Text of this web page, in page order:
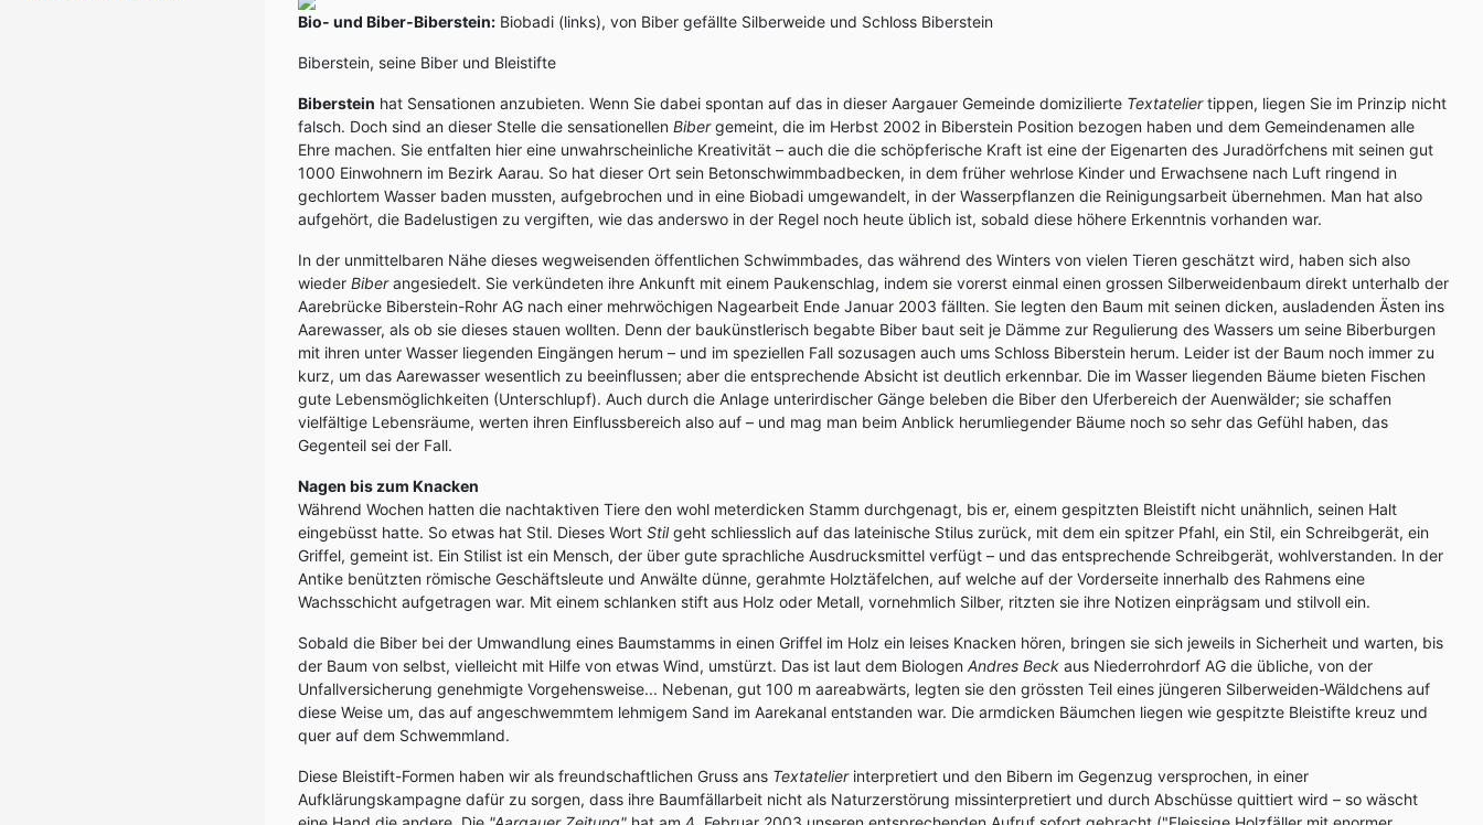
Bio- und Biber-Biberstein: Biobadi (links), von Biber gefällte Silberweide und Schloss Biberstein
Biberstein, seine Biber und Bleistifte
Biberstein hat Sensationen anzubieten. Wenn Sie dabei spontan auf das in dieser Aargauer Gemeinde domizilierte Textateliertippen, liegen Sie im Prinzip nicht
falsch. Doch sind an dieser Stelle die sensationellen Bibergemeint, die im Herbst 2002 in Biberstein Position bezogen haben und dem Gemeindenamen alle
Ehre machen. Sie entfalten hier eine unwahrscheinliche Kreativität – auch die die schöpferische Kraft ist eine der Eigenarten des Juradörfchens mit seinen gut
1000 Einwohnern im Bezirk Aarau. So hat dieser Ort sein Betonschwimmbadbecken, in dem früher wehrlose Kinder und Erwachsene nach Luft ringend in
gechlortem Wasser baden mussten, aufgebrochen und in eine Biobadi umgewandelt, in der Wasserpflanzen die Reinigungsarbeit übernehmen. Man hat also
aufgehört, die Badelustigen zu vergiften, wie das anderswo in der Regel noch heute üblich ist, sobald diese höhere Erkenntnis vorhanden war.
In der unmittelbaren Nähe dieses wegweisenden öffentlichen Schwimmbades, das während des Winters von vielen Tieren geschätzt wird, haben sich also
wieder Biberangesiedelt. Sie verkündeten ihre Ankunft mit einem Paukenschlag, indem sie vorerst einmal einen grossen Silberweidenbaum direkt unterhalb der
Aarebrücke Biberstein-Rohr AG nach einer mehrwöchigen Nagearbeit Ende Januar 2003 fällten. Sie legten den Baum mit seinen dicken, ausladenden Ästen ins
Aarewasser, als ob sie dieses stauen wollten. Denn der baukünstlerisch begabte Biber baut seit je Dämme zur Regulierung des Wassers um seine Biberburgen
mit ihren unter Wasser liegenden Eingängen herum – und im speziellen Fall sozusagen auch ums Schloss Biberstein herum. Leider ist der Baum noch immer zu
kurz, um das Aarewasser wesentlich zu beeinflussen; aber die entsprechende Absicht ist deutlich erkennbar. Die im Wasser liegenden Bäume bieten Fischen
gute Lebensmöglichkeiten (Unterschlupf). Auch durch die Anlage unterirdischer Gänge beleben die Biber den Uferbereich der Auenwälder; sie schaffen
vielfältige Lebensräume, werten ihren Einflussbereich also auf – und mag man beim Anblick herumliegender Bäume noch so sehr das Gefühl haben, das
Gegenteil sei der Fall.
Nagen bis zum Knacken
Während Wochen hatten die nachtaktiven Tiere den wohl meterdicken Stamm durchgenagt, bis er, einem gespitzten Bleistift nicht unähnlich, seinen Halt
eingebüsst hatte. So etwas hat Stil. Dieses Wort Stilgeht schliesslich auf das lateinische Stilus zurück, mit dem ein spitzer Pfahl, ein Stil, ein Schreibgerät, ein
Griffel, gemeint ist. Ein Stilist ist ein Mensch, der über gute sprachliche Ausdrucksmittel verfügt – und das entsprechende Schreibgerät, wohlverstanden. In der
Antike benützten römische Geschäftsleute und Anwälte dünne, gerahmte Holztäfelchen, auf welche auf der Vorderseite innerhalb des Rahmens eine
Wachsschicht aufgetragen war. Mit einem schlanken stift aus Holz oder Metall, vornehmlich Silber, ritzten sie ihre Notizen einprägsam und stilvoll ein.
Sobald die Biber bei der Umwandlung eines Baumstamms in einen Griffel im Holz ein leises Knacken hören, bringen sie sich jeweils in Sicherheit und warten, bis
der Baum von selbst, vielleicht mit Hilfe von etwas Wind, umstürzt. Das ist laut dem Biologen Andres Beck aus Niederrohrdorf AG die übliche, von der
Unfallversicherung genehmigte Vorgehensweise... Nebenan, gut 100 m aareabwärts, legten sie den grössten Teil eines jüngeren Silberweiden-Wäldchens auf
diese Weise um, das auf angeschwemmtem lehmigem Sand im Aarekanal entstanden war. Die armdicken Bäumchen liegen wie gespitzte Bleistifte kreuz und
quer auf dem Schwemmland.
Diese Bleistift-Formen haben wir als freundschaftlichen Gruss ans Textatelierinterpretiert und den Bibern im Gegenzug versprochen, in einer
Aufklärungskampagne dafür zu sorgen, dass ihre Baumfällarbeit nicht als Naturzerstörung missinterpretiert und durch Abschüsse quittiert wird – so wäscht